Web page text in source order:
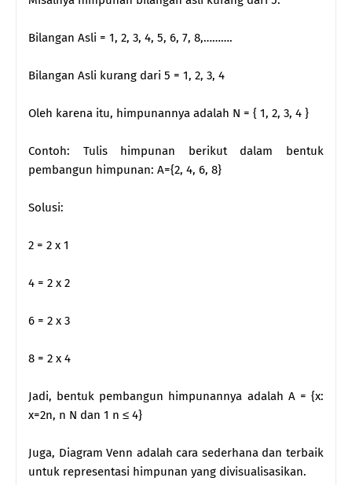
Bilangan Asli = 1, 2, 3, 4, 5, 6, 7, 8,……….
Bilangan Asli kurang dari 5 = 1, 2, 3, 4
Oleh karena itu, himpunannya adalah N = { 1, 2, 3, 4 }
Contoh: Tulis himpunan berikut dalam bentuk
pembangun himpunan: A={2, 4, 6, 8}
Solusi:
2 = 2 x 1
4 = 2 x 2
6 = 2 x 3
8 = 2 x 4
Jadi, bentuk pembangun himpunannya adalah A = {x:
x=2n, n N dan 1 n ≤ 4}
Juga, Diagram Venn adalah cara sederhana dan terbaik
untuk representasi himpunan yang divisualisasikan.